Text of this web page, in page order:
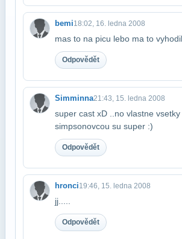
bemi18:02, 16. ledna 2008
mas to na picu lebo ma to
Odpovědět
Simminna21:43, 15. ledna 2008
super cast xD ..no vlastne vsetky
simpsonovcou su super :)
Odpovědět
hronci19:46, 15. ledna 2008
jj.....
Odpovědět